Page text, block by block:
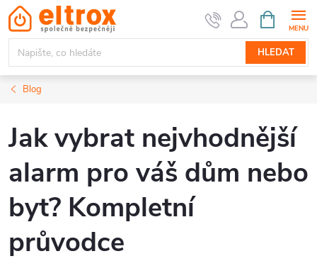
Přejít
na
obsah
HLEDAT
NÁKUPNÍ
KOŠÍK
Blog
Jak vybrat nejvhodnější
alarm pro váš dům nebo
byt? Kompletní
průvodce